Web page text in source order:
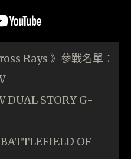
Rays 》參戰名單：
DUAL STORY G-
OF